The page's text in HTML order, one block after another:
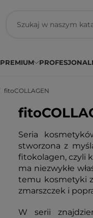
PREMIUM
fitoCOLLAGEN
Seria
stworzona z
fitokolagen, czyli
ma niezwykłe
temu kosmetyki
zmarszczek i
W serii